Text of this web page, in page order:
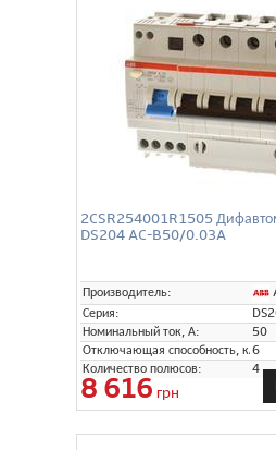
2CSR254001R1505
DS204 AC-B50/0.03A
Производитель:
Серия:
Номинальный ток, А:
50
Отключающая способность, кА:
6
Количество полюсов:
4
8 616 грн